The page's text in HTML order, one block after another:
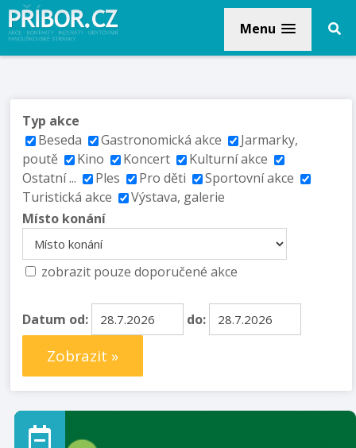
Menu
Typ akce
Beseda
Gastronomická akce
Jarmarky,
poutě
Kino Koncert
Kulturní akce
Ostatní ...
Ples Pro děti
Sportovní akce
Turistická akce
Výstava, galerie
Místo konání
zobrazit pouze doporučené akce
Datum od: do:
Zobrazit »